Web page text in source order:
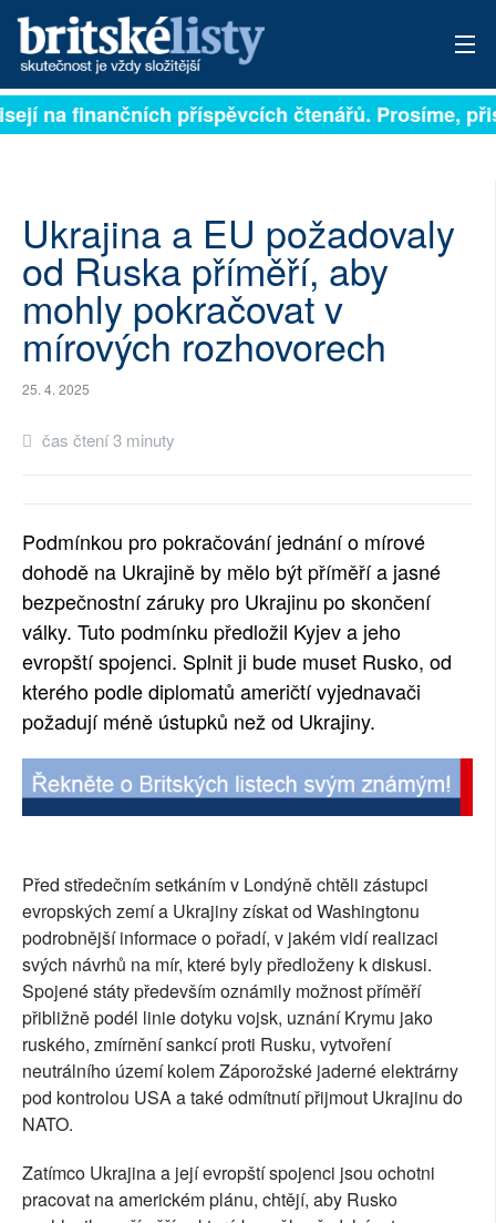
PŘIHLÁSIT
ARCHIV
ROZHOVORY
TÉMATA
NEJČTENĚJŠÍ ZA 7 DNÍ
RUBRIKY
PLNÁ VERZE STRÁNEK
na finančních příspěvcích čtenářů. Prosíme,
Ukrajina a EU požadovaly
od Ruska příměří, aby
mohly pokračovat v
mírových rozhovorech
25. 4. 2025
čas čtení 3 minuty
Podmínkou pro pokračování jednání o mírové
dohodě na Ukrajině by mělo být příměří a jasné
bezpečnostní záruky pro Ukrajinu po skončení
války. Tuto podmínku předložil Kyjev a jeho
evropští spojenci. Splnit ji bude muset Rusko, od
kterého podle diplomatů američtí vyjednavači
požadují méně ústupků než od Ukrajiny.
Před středečním setkáním v Londýně chtěli zástupci
evropských zemí a Ukrajiny získat od Washingtonu
podrobnější informace o pořadí, v jakém vidí realizaci
svých návrhů na mír, které byly předloženy k diskusi.
Spojené státy především oznámily možnost příměří
přibližně podél linie dotyku vojsk, uznání Krymu jako
ruského, zmírnění sankcí proti Rusku, vytvoření
neutrálního území kolem Záporožské jaderné elektrárny
pod kontrolou USA a také odmítnutí přijmout Ukrajinu do
NATO.
Zatímco Ukrajina a její evropští spojenci jsou ochotni
pracovat na americkém plánu, chtějí, aby Rusko